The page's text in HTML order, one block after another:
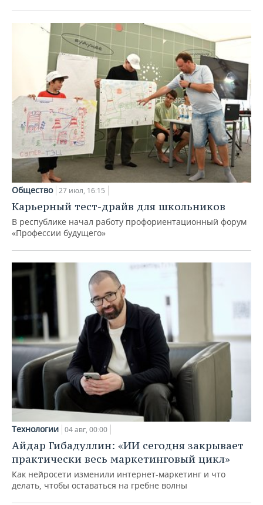
Общество 27 июл, 16:15
Карьерный тест-драйв для школьников
В республике начал работу профориентационный форум
«Профессии будущего»
Технологии 04 авг, 00:00
Айдар Гибадуллин: «ИИ сегодня закрывает
практически весь маркетинговый цикл»
Как нейросети изменили интернет-маркетинг и что
делать, чтобы оставаться на гребне волны